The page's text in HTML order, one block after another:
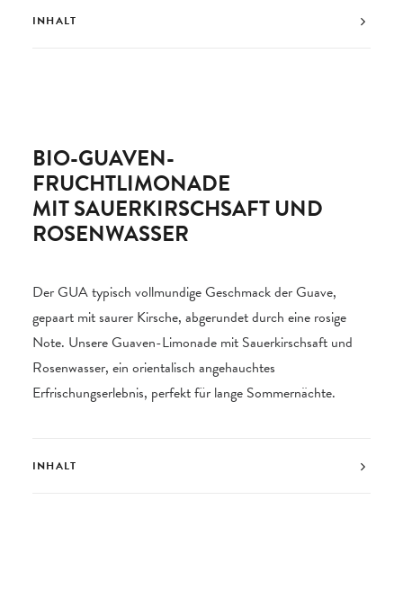
INHALT
BIO-GUAVEN-
FRUCHTLIMONADE
MIT SAUERKIRSCHSAFT UND
ROSENWASSER
Der GUA typisch vollmundige Geschmack der Guave,
gepaart mit saurer Kirsche, abgerundet durch eine rosige
Note. Unsere Guaven-Limonade mit Sauerkirschsaft und
Rosenwasser, ein orientalisch angehauchtes
Erfrischungserlebnis, perfekt für lange Sommernächte.
INHALT